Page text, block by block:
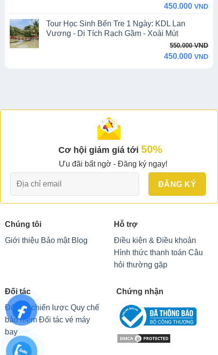
550.000 VND.
450.000 VND
450.000 VND.
Tour Học Sinh Bến Tre 1 Ngày: KDL Lan
Vương - Di Tích Rạch Gầm - Xoài Mút
550.000VND
450.000 VND
Cơ hội giảm giá tới 50%
Ưu đãi bất ngờ - Đăng ký ngay!
Chúng tôi
Giới thiệu Bảo mật Blog
Hỗ trợ
Điều kiện & Điều khoản
Hình thức thanh toán Câu
hỏi thường gặp
Đối tác
Đối tác chiến lược Quy chế
bảo hiểm Đối tác vé máy
bay
Chứng nhận